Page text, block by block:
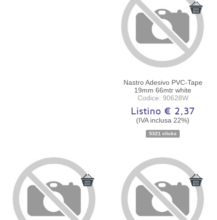
Disponibilità:Ordinabile
Nastro Adesivo PVC-Tape
19mm 66mtr white
Codice: 90628W
Listino € 2,37
(IVA inclusa 22%)
5321 clicks